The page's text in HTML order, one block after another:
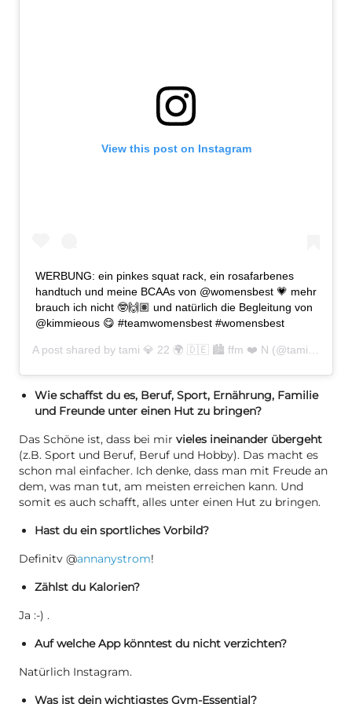
View this post on Instagram
WERBUNG: ein pinkes squat rack, ein rosafarbenes
handtuch und meine BCAAs von @womensbest 💗 mehr
brauch ich nicht 🤓🙌🏽 und natürlich die Begleitung von
@kimmieous 😋 #teamwomensbest #womensbest
A post shared by tami 💎 22 🌍 🇩🇪 🏙 ffm ❤️ N (@tamitilgner) on
Wie schaffst du es, Beruf, Sport, Ernährung, Familie
und Freunde unter einen Hut zu bringen?
Das Schöne ist, dass bei mir vieles ineinander übergeht
(z.B. Sport und Beruf, Beruf und Hobby). Das macht es
schon mal einfacher. Ich denke, dass man mit Freude an
dem, was man tut, am meisten erreichen kann. Und
somit es auch schafft, alles unter einen Hut zu bringen.
Hast du ein sportliches Vorbild?
Definitv @annanystrom!
Zählst du Kalorien?
Ja :-) .
Auf welche App könntest du nicht verzichten?
Natürlich Instagram.
Was ist dein wichtigstes Gym-Essential?